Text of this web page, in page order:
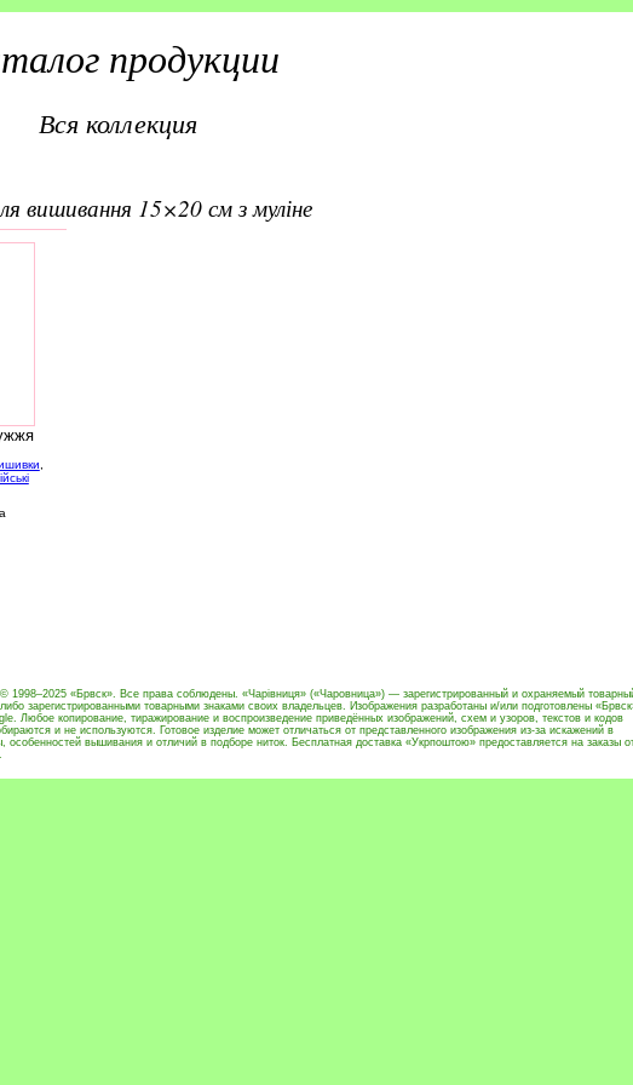
продукции
Вся коллекция
вишивання 15×20 см з муліне
1998–2025 «Брвск». Все права соблюдены. «Чарівниця» («Чаровница») — зарегистрированный и охраняемый
зарегистрированными товарными знаками своих владельцев. Изображения разработаны и/или подготовлены
Любое копирование, тиражирование и воспроизведение приведённых изображений, схем и узоров, текстов и кодов
и не используются. Готовое изделие может отличаться от представленного изображения из-за искажений в
вышивания и отличий в подборе ниток. Бесплатная доставка «Укрпоштою» предоставляется на заказы